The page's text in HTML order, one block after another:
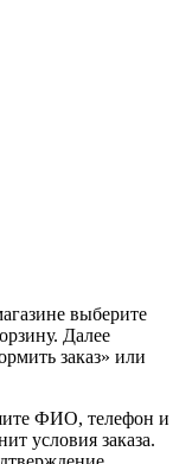
выберите
Далее
заказ» или
ФИО, телефон и
условия заказа.